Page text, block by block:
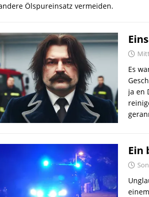
Ölspureinsatz vermeiden.
Es
ja en
Ein